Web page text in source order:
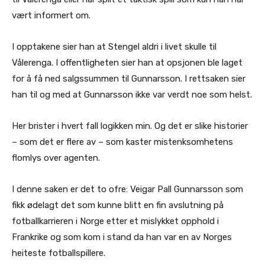
vært informert om.
I opptakene sier han at Stengel aldri i livet skulle til
Vålerenga. I offentligheten sier han at opsjonen ble laget
for å få ned salgssummen til Gunnarsson. I rettsaken sier
han til og med at Gunnarsson ikke var verdt noe som helst.
Her brister i hvert fall logikken min. Og det er slike historier
– som det er flere av – som kaster mistenksomhetens
flomlys over agenten.
I denne saken er det to ofre: Veigar Pall Gunnarsson som
fikk ødelagt det som kunne blitt en fin avslutning på
fotballkarrieren i Norge etter et mislykket opphold i
Frankrike og som kom i stand da han var en av Norges
heiteste fotballspillere.